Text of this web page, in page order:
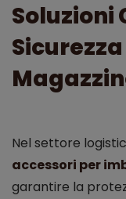
Soluzioni
Nel settore
accessori per
garantire la